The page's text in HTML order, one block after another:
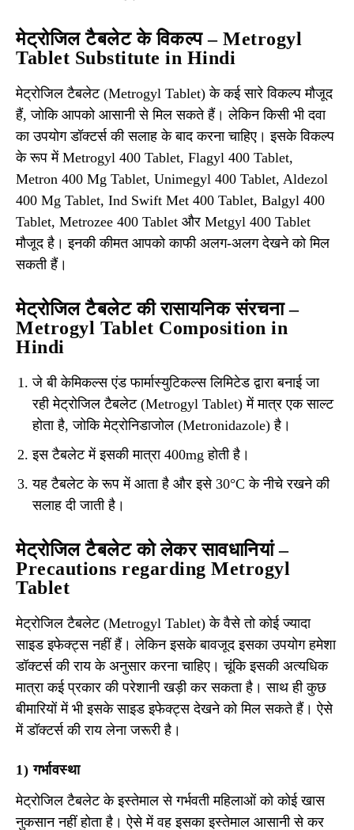
मेट्रोजिल टैबलेट के विकल्प – Metrogyl
Tablet Substitute in Hindi
मेट्रोजिल टैबलेट (Metrogyl Tablet) के कई सारे विकल्प मौजूद
हैं, जोकि आपको आसानी से मिल सकते हैं। लेकिन किसी भी दवा
का उपयोग डॉक्टर्स की सलाह के बाद करना चाहिए। इसके विकल्प
के रूप में Metrogyl 400 Tablet, Flagyl 400 Tablet,
Metron 400 Mg Tablet, Unimegyl 400 Tablet, Aldezol
400 Mg Tablet, Ind Swift Met 400 Tablet, Balgyl 400
Tablet, Metrozee 400 Tablet और Metgyl 400 Tablet
मौजूद है। इनकी कीमत आपको काफी अलग-अलग देखने को मिल
सकती हैं।
मेट्रोजिल टैबलेट की रासायनिक संरचना –
Metrogyl Tablet Composition in
Hindi
जे बी केमिकल्स एंड फार्मास्युटिकल्स लिमिटेड द्वारा बनाई जा
रही मेट्रोजिल टैबलेट (Metrogyl Tablet) में मात्र एक साल्ट
होता है, जोकि मेट्रोनिडाजोल (Metronidazole) है।
इस टैबलेट में इसकी मात्रा 400mg होती है।
यह टैबलेट के रूप में आता है और इसे 30°C के नीचे रखने की
सलाह दी जाती है।
मेट्रोजिल टैबलेट को लेकर सावधानियां –
Precautions regarding Metrogyl
Tablet
मेट्रोजिल टैबलेट (Metrogyl Tablet) के वैसे तो कोई ज्यादा
साइड इफेक्ट्स नहीं हैं। लेकिन इसके बावजूद इसका उपयोग हमेशा
डॉक्टर्स की राय के अनुसार करना चाहिए। चूंकि इसकी अत्यधिक
मात्रा कई प्रकार की परेशानी खड़ी कर सकता है। साथ ही कुछ
बीमारियों में भी इसके साइड इफेक्ट्स देखने को मिल सकते हैं। ऐसे
में डॉक्टर्स की राय लेना जरूरी है।
1) गर्भावस्था
मेट्रोजिल टैबलेट के इस्तेमाल से गर्भवती महिलाओं को कोई खास
नुकसान नहीं होता है। ऐसे में वह इसका इस्तेमाल आसानी से कर